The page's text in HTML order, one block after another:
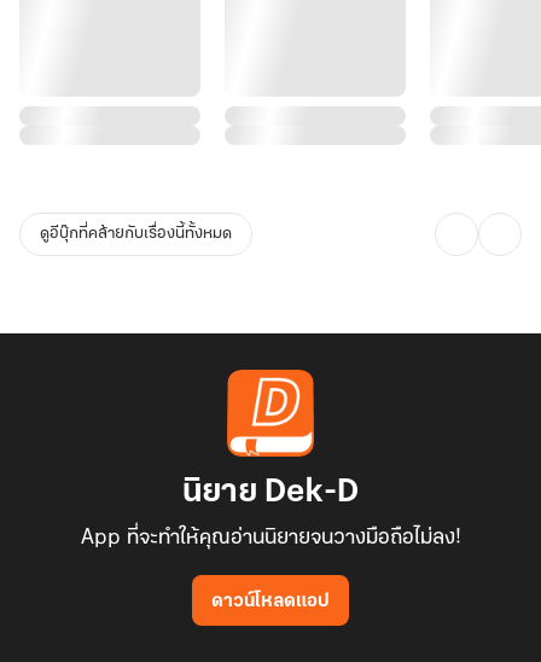
ดูอีบุ๊กที่คล้ายกับเรื่องนี้ทั้งหมด
นิยาย Dek-D
App ที่จะทำให้คุณอ่านนิยายจนวางมือถือไม่ลง!
ดาวน์โหลดแอป